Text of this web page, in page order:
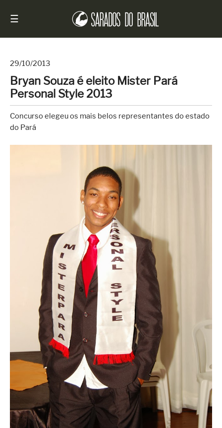
☰
Início
Notícias
Sarados
do
Fisiculturismo
Anabolizantes
Suplementação
Alimentação
Saúde
Ensaios
Concursos
Praia
29/10/2013
Bryan Souza é eleito Mister Pará
Personal Style 2013
Concurso elegeu os mais belos representantes do estado
do Pará